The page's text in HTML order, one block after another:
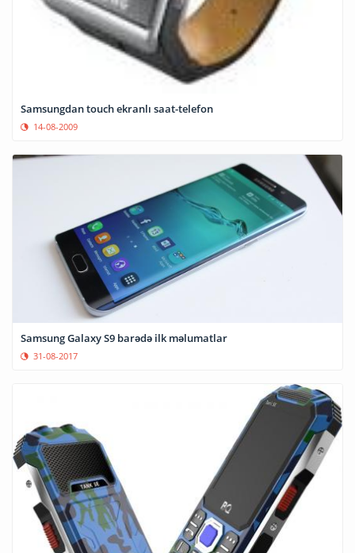
Samsungdan touch ekranlı saat-telefon
14-08-2009
Samsung Galaxy S9 barədə ilk məlumatlar
31-08-2017